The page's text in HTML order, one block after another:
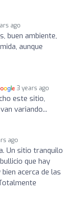
ago
buen ambiente,
aunque
3 years ago
este sitio,
variando...
ago
Un sitio tranquilo
que hay
acerca de las